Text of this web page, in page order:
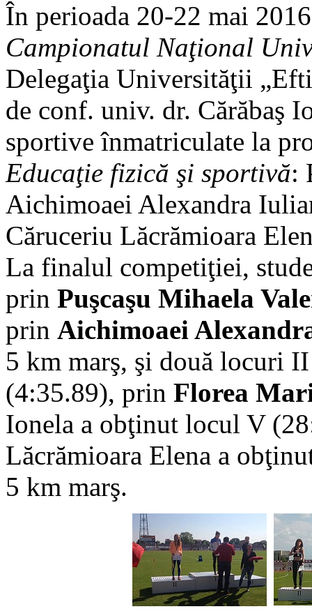
În perioada 20-22 mai
Campionatul Naţional
Delegaţia Universităţii
de conf. univ. dr. Cărăbaş
sportive înmatriculate la
Educaţie fizică şi sportivă:
Aichimoaei Alexandra
Căruceriu Lăcrămioara
La finalul competiţiei,
prin Puşcaşu Mihaela
prin Aichimoaei
5 km marş, şi două locuri
(4:35.89), prin Florea
Ionela a obţinut locul V
Lăcrămioara Elena a
5 km marş.